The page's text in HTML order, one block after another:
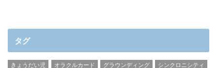
タグ
きょうだい児 オラクルカード グラウンディング シンクロニシティ